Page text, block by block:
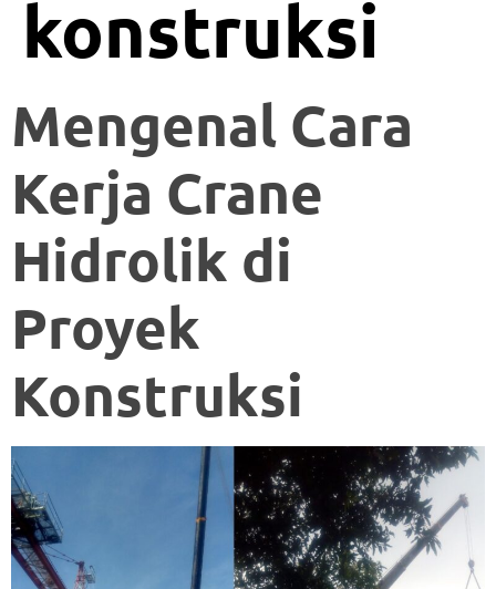
konstruksi
Mengenal Cara
Kerja Crane
Hidrolik di
Proyek
Konstruksi